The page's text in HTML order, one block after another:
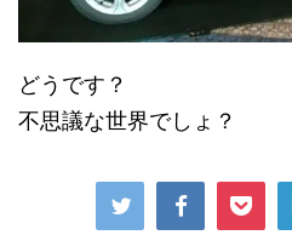
どうです？
不思議な世界でしょ？